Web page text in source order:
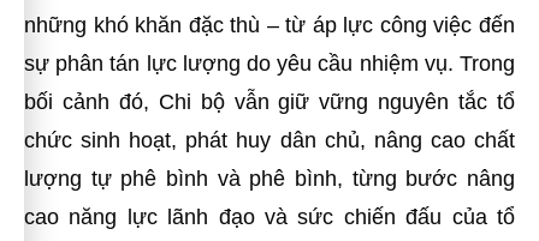
những khó khăn đặc thù – từ áp lực công việc đến
sự phân tán lực lượng do yêu cầu nhiệm vụ. Trong
bối cảnh đó, Chi bộ vẫn giữ vững nguyên tắc tổ
chức sinh hoạt, phát huy dân chủ, nâng cao chất
lượng tự phê bình và phê bình, từng bước nâng
cao năng lực lãnh đạo và sức chiến đấu của tổ